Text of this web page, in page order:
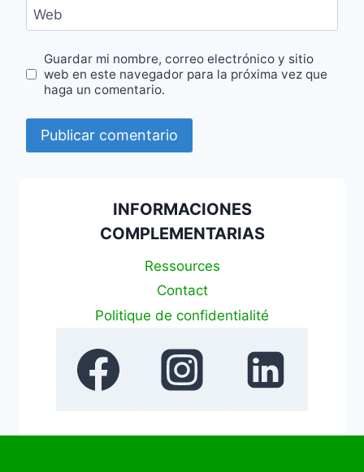
Web
Guardar mi nombre, correo electrónico y sitio
web en este navegador para la próxima vez que
haga un comentario.
INFORMACIONES
COMPLEMENTARIAS
Ressources
Contact
Politique de confidentialité